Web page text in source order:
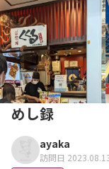
めし録
ayaka
訪問日